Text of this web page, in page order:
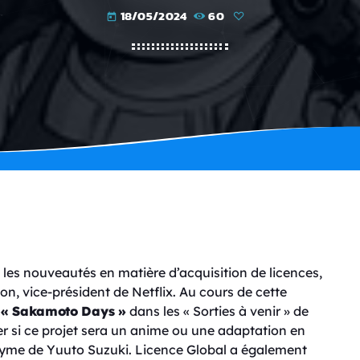
today 18/05/2024 60
nouveautés en matière d’acquisition de licences,
vice-président de Netflix. Au cours de cette
« Sakamoto Days »dans les « Sorties à venir » de
si ce projet sera un anime ou une adaptation en
de Yuuto Suzuki. Licence Global a également